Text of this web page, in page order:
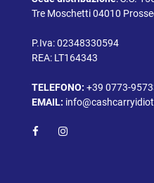
Tre Moschetti 04010
P.Iva: 02348330594
REA: LT164343
TELEFONO: +39 0773-
EMAIL: